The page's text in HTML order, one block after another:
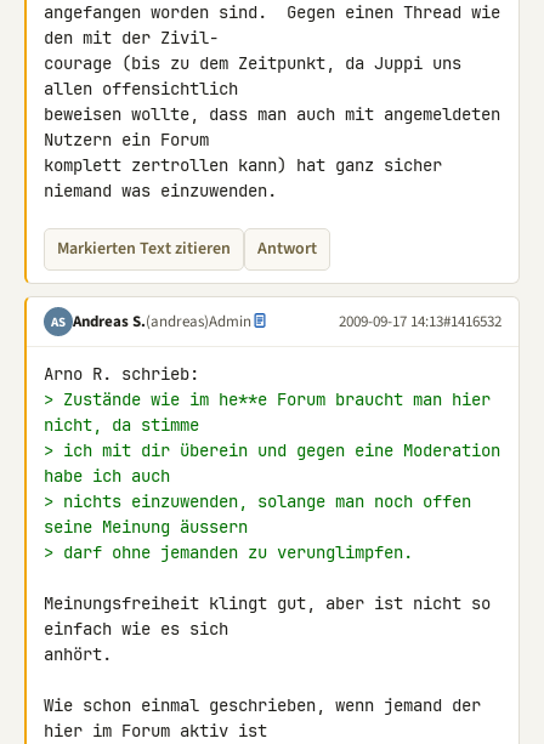
angefangen worden sind.  Gegen einen Thread wie
den mit der Zivil-
courage (bis zu dem Zeitpunkt, da Juppi uns
allen offensichtlich
beweisen wollte, dass man auch mit angemeldeten
Nutzern ein Forum
komplett zertrollen kann) hat ganz sicher
niemand was einzuwenden.
Markierten Text zitieren Antwort
AS Andreas S.(andreas)Admin 2009-09-17 14:13#1416532
> Zustände wie im he**e Forum braucht man hier
nicht, da stimme
> ich mit dir überein und gegen eine Moderation
habe ich auch
> nichts einzuwenden, solange man noch offen
seine Meinung äussern
> darf ohne jemanden zu verunglimpfen.
Meinungsfreiheit klingt gut, aber ist nicht so
einfach wie es sich
anhört.
Wie schon einmal geschrieben, wenn jemand der
hier im Forum aktiv ist